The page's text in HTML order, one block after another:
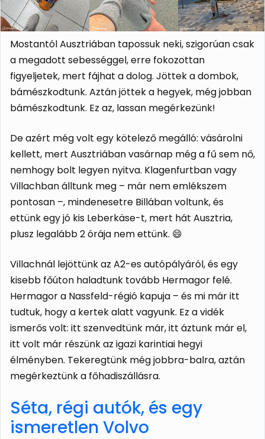
Mostantól Ausztriában tapossuk neki, szigorúan csak
a megadott sebességgel, erre fokozottan
figyeljetek, mert fájhat a dolog. Jöttek a dombok,
bámészkodtunk. Aztán jöttek a hegyek, még jobban
bámészkodtunk. Ez az, lassan megérkezünk!
De azért még volt egy kötelező megálló: vásárolni
kellett, mert Ausztriában vasárnap még a fű sem nő,
nemhogy bolt legyen nyitva. Klagenfurtban vagy
Villachban álltunk meg – már nem emlékszem
pontosan –, mindenesetre Billában voltunk, és
ettünk egy jó kis Leberkäse-t, mert hát Ausztria,
plusz legalább 2 órája nem ettünk. 😄
Villachnál lejöttünk az A2-es autópályáról, és egy
kisebb főúton haladtunk tovább Hermagor felé.
Hermagor a Nassfeld-régió kapuja – és mi már itt
tudtuk, hogy a kertek alatt vagyunk. Ez a vidék
ismerős volt: itt szenvedtünk már, itt áztunk már el,
itt volt már részünk az igazi karintiai hegyi
élményben. Tekeregtünk még jobbra-balra, aztán
megérkeztünk a főhadiszállásra.
Séta, régi autók, és egy
ismeretlen Volvo